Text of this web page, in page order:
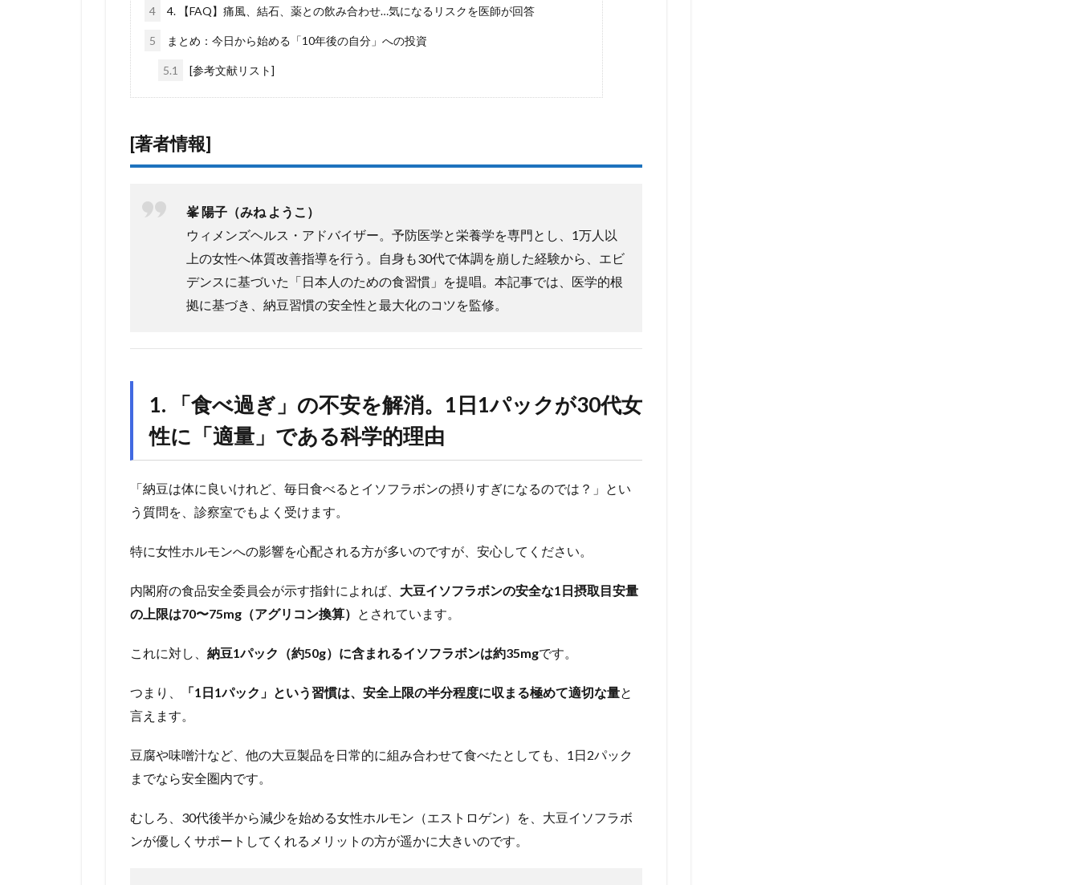
4 4. 【FAQ】痛風、結石、薬との飲み合わせ…気になるリスクを医師が回答
5 まとめ：今日から始める「10年後の自分」への投資
5.1 [参考文献リスト]
[著者情報]
峯 陽子（みね ようこ）
ウィメンズヘルス・アドバイザー。予防医学と栄養学を専門とし、1万人以
上の女性へ体質改善指導を行う。自身も30代で体調を崩した経験から、エビ
デンスに基づいた「日本人のための食習慣」を提唱。本記事では、医学的根
拠に基づき、納豆習慣の安全性と最大化のコツを監修。
1. 「食べ過ぎ」の不安を解消。1日1パックが30代女
性に「適量」である科学的理由
「納豆は体に良いけれど、毎日食べるとイソフラボンの摂りすぎになるのでは？」とい
う質問を、診察室でもよく受けます。
特に女性ホルモンへの影響を心配される方が多いのですが、安心してください。
内閣府の食品安全委員会が示す指針によれば、 大豆イソフラボンの安全な1日摂取目安量
の上限は70〜75mg（アグリコン換算）
とされています。
これに対し、 納豆1パック（約50g）に含まれるイソフラボンは約35mgです。
つまり、 「1日1パック」という習慣は、安全上限の半分程度に収まる極めて適切な量と
言えます。
豆腐や味噌汁など、他の大豆製品を日常的に組み合わせて食べたとしても、1日2パック
までなら安全圏内です。
むしろ、30代後半から減少を始める女性ホルモン（エストロゲン）を、大豆イソフラボ
ンが優しくサポートしてくれるメリットの方が遥かに大きいのです。